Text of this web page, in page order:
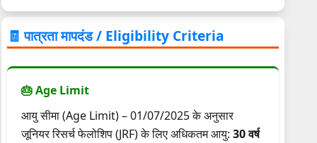
🧾 पात्रता मापदंड / Eligibility Criteria
🎂 Age Limit
आयु सीमा (Age Limit) – 01/07/2025 के अनुसार
जूनियर रिसर्च फेलोशिप (JRF) के लिए अधिकतम आयु: 30 वर्ष